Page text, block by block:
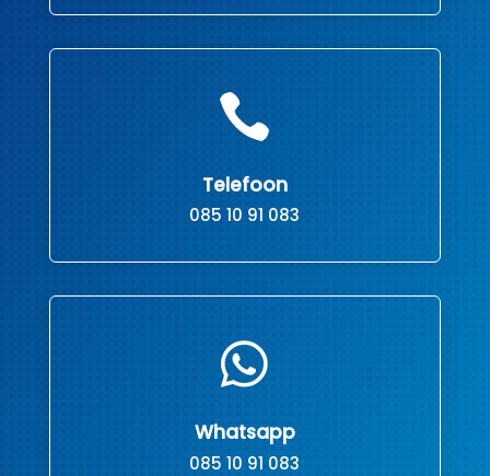

Telefoon
085 10 91 083

Whatsapp
085 10 91 083